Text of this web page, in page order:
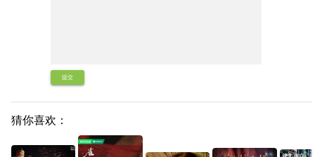
提交
猜你喜欢：